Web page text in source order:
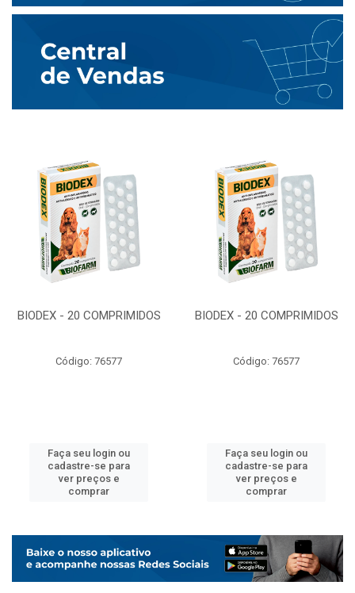
BIODEX - 20 COMPRIMIDOS
Código: 76577
Faça seu login ou
cadastre-se para
ver preços e
comprar
BIODEX - 20 COMPRIMIDOS
Código: 76577
Faça seu login ou
cadastre-se para
ver preços e
comprar